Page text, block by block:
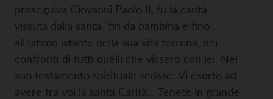
proseguiva Giovanni Paolo II, fu la carità
vissuta dalla santa “fin da bambina e fino
all’ultimo istante della sua vita terrena, nei
confronti di tutti quelli che vissero con lei. Nel
suo testamento spirituale scrisse: Vi esorto ad
avere tra voi la santa Carità… Tenete in grande